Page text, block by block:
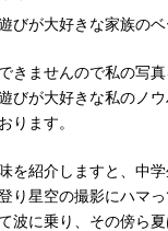
びが大好きな家族の
きませんので私の写
びが大好きな私のノ
ります。
を紹介しますと、中
り星空の撮影にハマ
波に乗り、その傍ら